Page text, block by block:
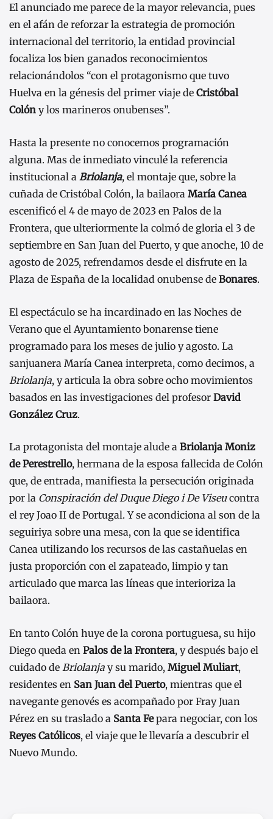
El anunciado me parece de la mayor relevancia, pues
en el afán de reforzar la estrategia de promoción
internacional del territorio, la entidad provincial
focaliza los bien ganados reconocimientos
relacionándolos “con el protagonismo que tuvo
Huelva en la génesis del primer viaje de Cristóbal
Colón y los marineros onubenses”.
Hasta la presente no conocemos programación
alguna. Mas de inmediato vinculé la referencia
institucional a Briolanja, el montaje que, sobre la
cuñada de Cristóbal Colón, la bailaora María Canea
escenificó el 4 de mayo de 2023 en Palos de la
Frontera, que ulteriormente la colmó de gloria el 3 de
septiembre en San Juan del Puerto, y que anoche, 10 de
agosto de 2025, refrendamos desde el disfrute en la
Plaza de España de la localidad onubense de Bonares.
El espectáculo se ha incardinado en las Noches de
Verano que el Ayuntamiento bonarense tiene
programado para los meses de julio y agosto. La
sanjuanera María Canea interpreta, como decimos, a
Briolanja, y articula la obra sobre ocho movimientos
basados en las investigaciones del profesor David
González Cruz.
La protagonista del montaje alude a Briolanja Moniz
de Perestrello, hermana de la esposa fallecida de Colón
que, de entrada, manifiesta la persecución originada
por la Conspiración del Duque Diego i De Viseucontra
el rey Joao II de Portugal. Y se acondiciona al son de la
seguiriya sobre una mesa, con la que se identifica
Canea utilizando los recursos de las castañuelas en
justa proporción con el zapateado, limpio y tan
articulado que marca las líneas que interioriza la
bailaora.
En tanto Colón huye de la corona portuguesa, su hijo
Diego queda en Palos de la Frontera, y después bajo el
cuidado de Briolanja y su marido, Miguel Muliart,
residentes en San Juan del Puerto, mientras que el
navegante genovés es acompañado por Fray Juan
Pérez en su traslado a Santa Fepara negociar, con los
Reyes Católicos, el viaje que le llevaría a descubrir el
Nuevo Mundo.